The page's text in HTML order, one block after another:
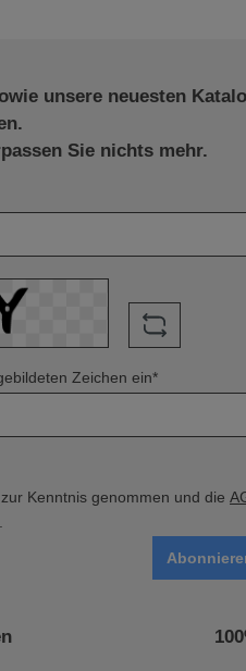
unsere neuesten
Sie nichts mehr.
Zeichen ein*
zur Kenntnis genommen und die